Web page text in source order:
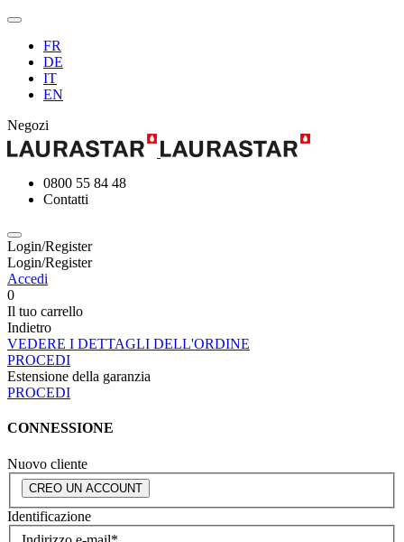
FR
DE
IT
EN
Negozi
0800 55 84 48
Contatti
Login/Register
Login/Register
Accedi
0
Il tuo carrello
Indietro
VEDERE I DETTAGLI DELL'ORDINE
PROCEDI
Estensione della garanzia
PROCEDI
CONNESSIONE
Nuovo cliente
CREO UN ACCOUNT
Identificazione